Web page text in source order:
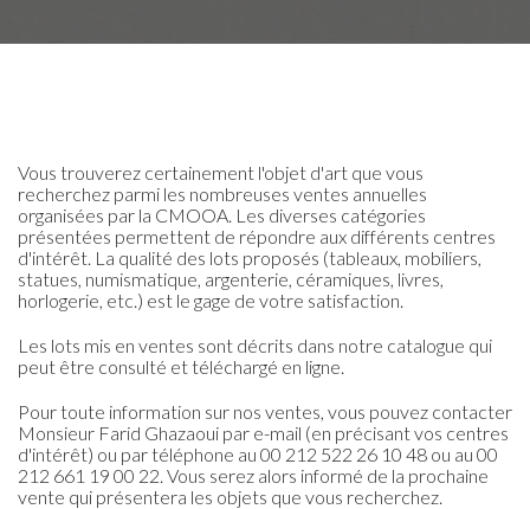
Vous trouverez certainement l'objet d'art que vous
recherchez parmi les nombreuses ventes annuelles
organisées par la CMOOA. Les diverses catégories
présentées permettent de répondre aux différents centres
d'intérêt. La qualité des lots proposés (tableaux, mobiliers,
statues, numismatique, argenterie, céramiques, livres,
horlogerie, etc.) est le gage de votre satisfaction.
Les lots mis en ventes sont décrits dans notre catalogue qui
peut être consulté et téléchargé en ligne.
Pour toute information sur nos ventes, vous pouvez contacter
Monsieur Farid Ghazaoui par e-mail (en précisant vos centres
d'intérêt) ou par téléphone au 00 212 522 26 10 48 ou au 00
212 661 19 00 22. Vous serez alors informé de la prochaine
vente qui présentera les objets que vous recherchez.